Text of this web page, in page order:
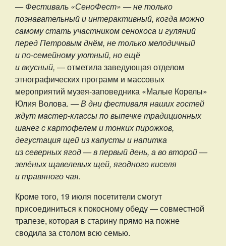
— Фестиваль «СеноФест» — не только
познавательный и интерактивный, когда можно
самому стать участником сенокоса и гуляний
перед Петровым днём, не только мелодичный
и по-семейному уютный, но ещё
и вкусный, — отметила заведующая отделом
этнографических программ и массовых
мероприятий музея-заповедника «Малые Корелы»
Юлия Волова. — В дни фестиваля наших гостей
ждут мастер-классы по выпечке традиционных
шанег с картофелем и тонких пирожков,
дегустация щей из капусты и напитка
из северных ягод — в первый день, а во второй —
зелёных щавелевых щей, ягодного киселя
и травяного чая.
Кроме того, 19 июля посетители смогут
присоединиться к покосному обеду — совместной
трапезе, которая в старину прямо на пожне
сводила за столом всю семью.